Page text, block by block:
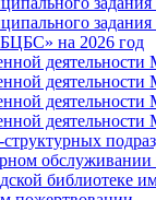
задания
на 2026 год
структурных
обслуживании
библиотеке